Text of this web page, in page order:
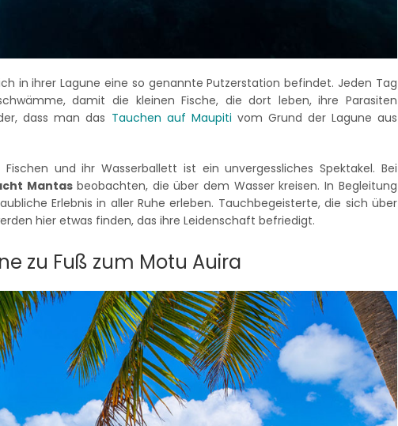
in ihrer Lagune eine so genannte Putzerstation befindet. Jeden Tag
damit die kleinen Fische, die dort leben, ihre Parasiten
dass man das Tauchen auf Maupiti vom Grund der Lagune aus
und ihr Wasserballett ist ein unvergessliches Spektakel. Bei
Mantas beobachten, die über dem Wasser kreisen. In Begleitung
Erlebnis in aller Ruhe erleben. Tauchbegeisterte, die sich über
hier etwas finden, das ihre Leidenschaft befriedigt.
zu Fuß zum Motu Auira